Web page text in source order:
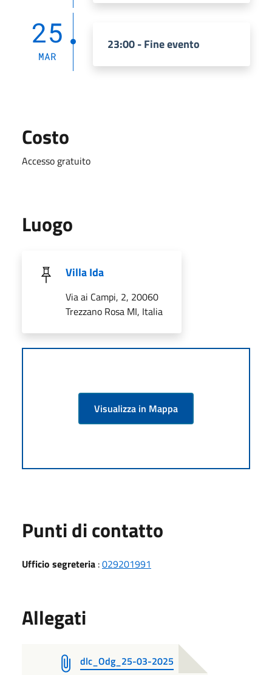
25
MAR
23:00 - Fine evento
Costo
Accesso gratuito
Luogo
Villa Ida
Via ai Campi, 2, 20060
Trezzano Rosa MI, Italia
Visualizza in Mappa
Punti di contatto
Ufficio segreteria :029201991
Allegati
dlc_Odg_25-03-2025